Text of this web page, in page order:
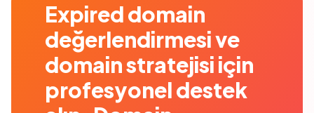
Expired domain
değerlendirmesi ve
domain stratejisi için
profesyonel destek